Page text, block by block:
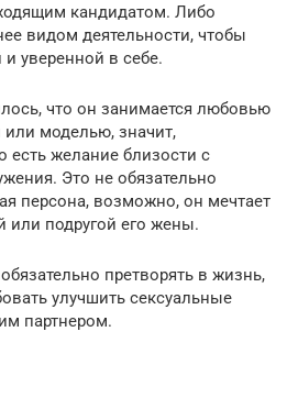
кандидатом. Либо
видом деятельности, чтобы
уверенной в себе.
что он занимается любовью
или моделью, значит,
есть желание близости с
Это не обязательно
персона, возможно, он мечтает
или подругой его жены.
претворять в жизнь,
улучшить сексуальные
партнером.